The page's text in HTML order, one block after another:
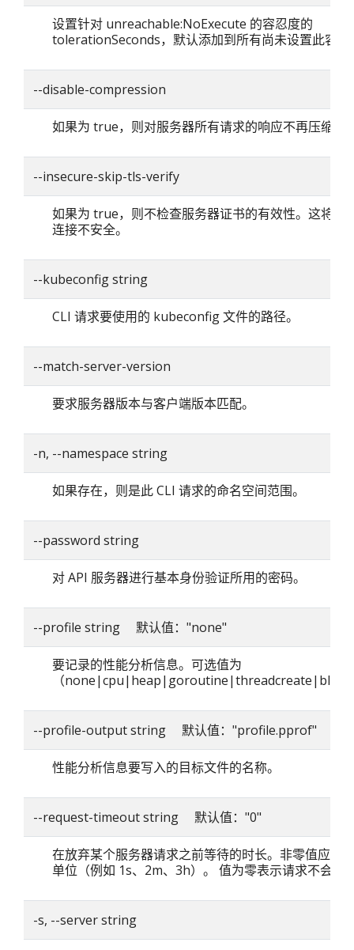
设置针对 unreachable:NoExecute 的容忍度的
tolerationSeconds，默认添加到所有尚未设置此容忍
--disable-compression
如果为 true，则对服务器所有请求的响应不再压缩。
--insecure-skip-tls-verify
如果为 true，则不检查服务器证书的有效性。这将使
连接不安全。
--kubeconfig string
CLI 请求要使用的 kubeconfig 文件的路径。
--match-server-version
要求服务器版本与客户端版本匹配。
-n, --namespace string
如果存在，则是此 CLI 请求的命名空间范围。
--password string
对 API 服务器进行基本身份验证所用的密码。
--profile string 默认值："none"
要记录的性能分析信息。可选值为
（
--profile-output string 默认值："profile.pprof"
性能分析信息要写入的目标文件的名称。
--request-timeout string 默认值："0"
在放弃某个服务器请求之前等待的时长。非零值应包
单位（例如 1s、2m、3h）。 值为零表示请求不会超
-s, --server string